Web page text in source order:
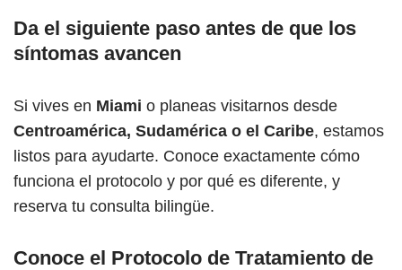
Da el siguiente paso antes de que los
síntomas avancen
Si vives en Miami o planeas visitarnos desde
Centroamérica, Sudamérica o el Caribe, estamos
listos para ayudarte. Conoce exactamente cómo
funciona el protocolo y por qué es diferente, y
reserva tu consulta bilingüe.
Conoce el Protocolo de Tratamiento de